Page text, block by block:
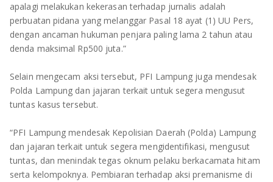
apalagi melakukan kekerasan terhadap jurnalis adalah
perbuatan pidana yang melanggar Pasal 18 ayat (1) UU Pers,
dengan ancaman hukuman penjara paling lama 2 tahun atau
denda maksimal Rp500 juta.”
Selain mengecam aksi tersebut, PFI Lampung juga mendesak
Polda Lampung dan jajaran terkait untuk segera mengusut
tuntas kasus tersebut.
“PFI Lampung mendesak Kepolisian Daerah (Polda) Lampung
dan jajaran terkait untuk segera mengidentifikasi, mengusut
tuntas, dan menindak tegas oknum pelaku berkacamata hitam
serta kelompoknya. Pembiaran terhadap aksi premanisme di